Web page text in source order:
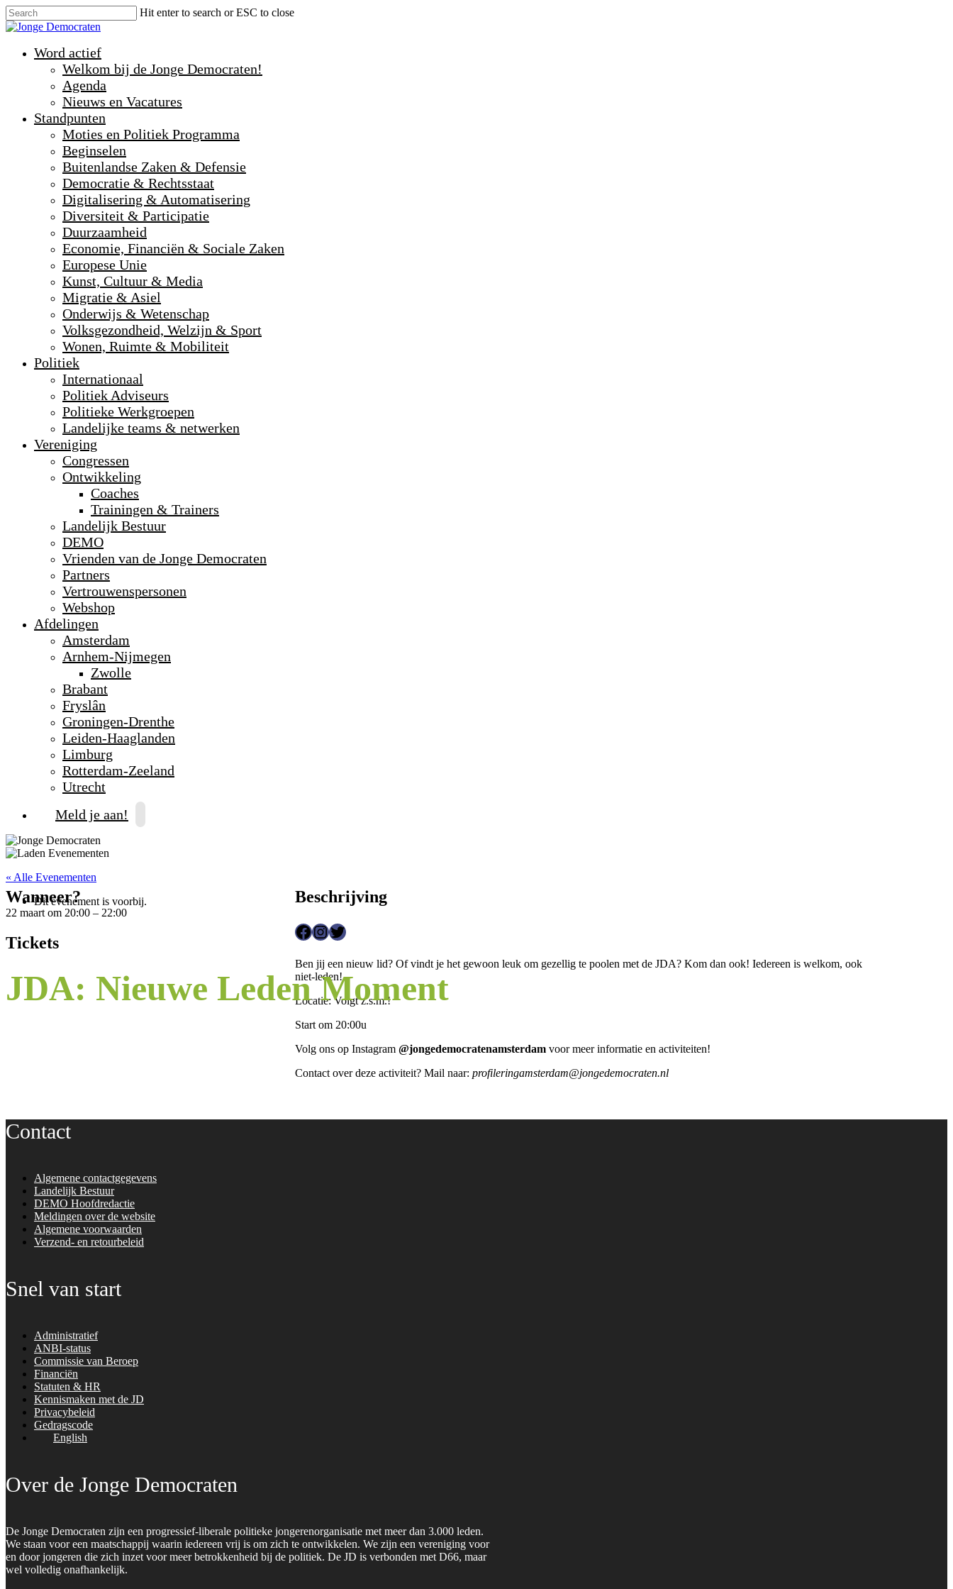
Hit enter to search or ESC to close
Word actief
Welkom bij de Jonge Democraten!
Agenda
Nieuws en Vacatures
Standpunten
Moties en Politiek Programma
Beginselen
Buitenlandse Zaken & Defensie
Democratie & Rechtsstaat
Digitalisering & Automatisering
Diversiteit & Participatie
Duurzaamheid
Economie, Financiën & Sociale Zaken
Europese Unie
Kunst, Cultuur & Media
Migratie & Asiel
Onderwijs & Wetenschap
Volksgezondheid, Welzijn & Sport
Wonen, Ruimte & Mobiliteit
Politiek
Internationaal
Politiek Adviseurs
Politieke Werkgroepen
Landelijke teams & netwerken
Vereniging
Congressen
Ontwikkeling
Coaches
Trainingen & Trainers
Landelijk Bestuur
DEMO
Vrienden van de Jonge Democraten
Partners
Vertrouwenspersonen
Webshop
Afdelingen
Amsterdam
Arnhem-Nijmegen
Zwolle
Brabant
Fryslân
Groningen-Drenthe
Leiden-Haaglanden
Limburg
Rotterdam-Zeeland
Utrecht
Meld je aan!
« Alle Evenementen
Dit evenement is voorbij.
JDA: Nieuwe Leden Moment
Wanneer?
22 maart om 20:00 – 22:00
Tickets
Beschrijving
Facebook InstagramTwitter
Ben jij een nieuw lid? Of vindt je het gewoon leuk om gezellig te poolen met de JDA? Kom dan ook! Iedereen is welkom, ook
niet-leden!
Locatie: Volgt z.s.m.!
Start om 20:00u
Volg ons op Instagram@jongedemocratenamsterdam voor meer informatie en activiteiten!
Contact over deze activiteit? Mail naar: profileringamsterdam@jongedemocraten.nl
Contact
Algemene contactgegevens
Landelijk Bestuur
DEMO Hoofdredactie
Meldingen over de website
Algemene voorwaarden
Verzend- en retourbeleid
Snel van start
Administratief
ANBI-status
Commissie van Beroep
Financiën
Statuten & HR
Kennismaken met de JD
Privacybeleid
Gedragscode
English
Over de Jonge Democraten
De Jonge Democraten zijn een progressief-liberale politieke jongerenorganisatie met meer dan 3.000 leden.
We staan voor een maatschappij waarin iedereen vrij is om zich te ontwikkelen. We zijn een vereniging voor
en door jongeren die zich inzet voor meer betrokkenheid bij de politiek. De JD is verbonden met D66, maar
wel volledig onafhankelijk.